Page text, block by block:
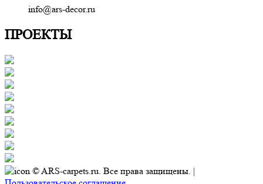
info@ars-decor.ru
ПРОЕКТЫ
© ARS-carpets.ru. Все права защищены. |